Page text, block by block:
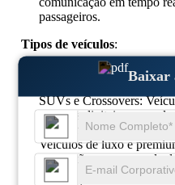
Baixar
passageiros.
Tipos de veículos:
Sedãs: Os sedãs
para oferecer recursos
SUVs e Crossovers:
cockpits digitais
preferências dos
Veículos de luxo e
luxo estão na vanguarda
cockpit digital de ponta